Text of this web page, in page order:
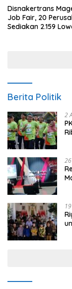
Disnakertrans
Job Fair, 20
Sediakan 2.159
Berita Politik
2